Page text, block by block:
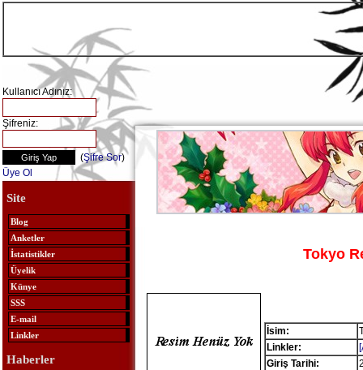
Kullanıcı Adınız:
Şifreniz:
(Şifre Sor)
Üye Ol
Site
Blog
Anketler
İstatistikler
Üyelik
Künye
SSS
E-mail
Linkler
Haberler
Tokyo
İsim:
Linkler:
Giriş Tarihi: